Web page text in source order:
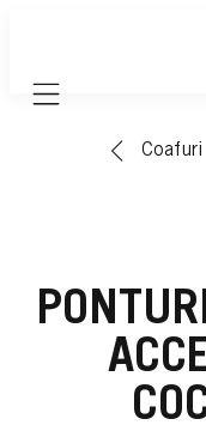
Mobile navigation